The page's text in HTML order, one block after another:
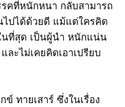
คที่หนักหนา กลับสามารถ
ปได้ด้วยดี แม้แต่ใครคิด
นที่สุด เป็นผู้นํา หนักแน่น
ละไม่เคยคิดเอาเปรียบ
ข์ ทายเสาร์ ซึ่งในเรื่อง